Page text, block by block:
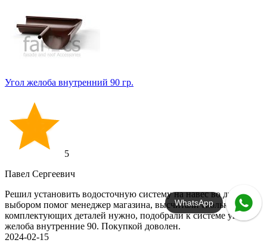
Угол желоба внутренний 90 гр.
5
Павел Сергеевич
Решил установить водосточную систему на навес во дворе, с
выбором помог менеджер магазина, высчитали сколько
комплектующих деталей нужно, подобрали к системе углы
желоба внутренние 90. Покупкой доволен.
2024-02-15
WhatsApp